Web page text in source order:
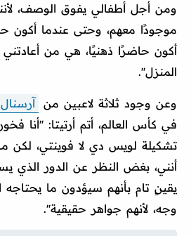
ومن أجل أطفالي يفوق الوصف،
موجودًا معهم، وحتى عندما أكون
أكون حاضرًا ذهنيًا، هي من أعادتني
المنزل''.
وعن وجود ثلاثة لاعبين من آرسنال
في كأس العالم، أتم أرتيتا: ''أنا
تشكيلة لويس دي لا فوينتي، لكن
أنني، بغض النظر عن الدور الذي
يقينٍ تام بأنهم سيؤدون ما
وجه، لأنهم جواهر حقيقية''.